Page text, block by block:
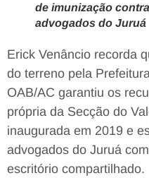
de imunização
advogados do Juruá
Erick Venâncio recorda
do terreno pela
OAB/AC garantiu os
própria da Secção do
inaugurada em 2019 e
advogados do Juruá
escritório compartilhado.